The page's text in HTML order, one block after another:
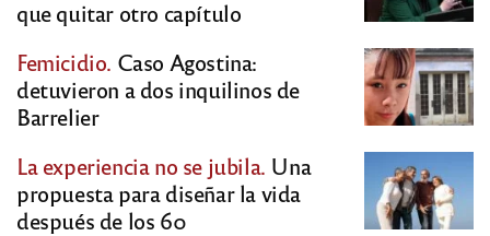
que quitar otro capítulo
Femicidio. Caso Agostina:
detuvieron a dos inquilinos de
Barrelier
La experiencia no se jubila. Una
propuesta para diseñar la vida
después de los 60